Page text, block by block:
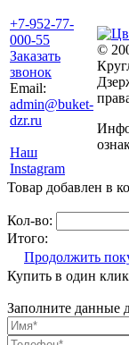
+7-952-77-
000-55
Заказать
звонок
Email:
admin@buket-
dzr.ru
Наш
Instagram
©
Товар добавлен в
Кол-во:
Итого:
Продолжить
Купить в один клик
Заполните данные